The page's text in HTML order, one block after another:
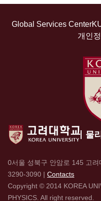
Global Services Center
개인
물
0서울 성북구 안암로 145 고
3290-3090 | Contacts
Copyright © 2014 KOREA
PHYSICS. All right reserved.